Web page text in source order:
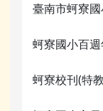
臺南市蚵寮
蚵寮國小百
蚵寮校刊(特